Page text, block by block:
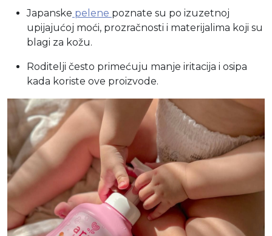
Japanske pelene poznate su po izuzetnoj
upijajućoj moći, prozračnosti i materijalima koji su
blagi za kožu.
Roditelji često primećuju manje iritacija i osipa
kada koriste ove proizvode.